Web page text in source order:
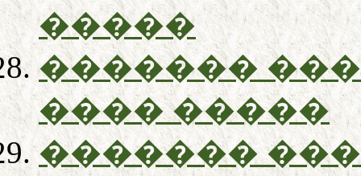
�����
�������
���� �����
�������